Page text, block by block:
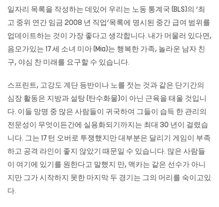
일자리 목록을 작성하는 데있어 우리는 노동 통계국 (BLS)의 ‘최
고 중위 연간 임금 2008 년 직업’목록에 명시된 중간 급여 범위를
업데이트하는 것이 가장 좋다고 생각합니다. 내가 머물러 있다면,
음모가있는 17 세 소녀 미아 (Mia)는 행복한 가족, 놀라운 남자 친
구, 야심 찬 미래를 요구할 수 있습니다.
스프린트, 고강도 계단 등반이나 노를 젓는 것과 같은 단기간의
심장 활동은 지방과 설탕 (탄수화물)이 아닌 근육을 태울 것입니
다. 이들 망명 중 많은 사람들이 귀국하여 그들이 습득 한 관리의
전문성이 무엇이든간에 실용화되기까지는 최대 30 년이 걸렸습
니다. 그는 17 턴 오버로 투쟁했지만 대부분은 달리기 게임이 부족
하고 공격 라인이 좋지 않았기 때문일 수 있습니다. 많은 사람들
이 여기에 있기를 원한다고 말했지 만, 맥카는 같은 선수가 아니
지만 그가 시작하지 못한 마지막 두 경기는 그의 머리를 숙이고있
다.